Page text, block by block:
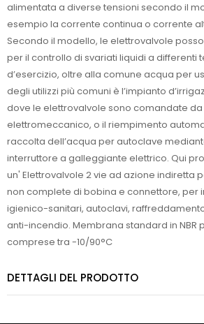
alimentata a diverse tensioni secondo il
esempio la corrente continua o corrente
Secondo il modello, le elettrovalvole
per il controllo di svariati liquidi a differenti
d’esercizio, oltre alla comune acqua per
degli utilizzi più comuni è l’impianto
dove le elettrovalvole sono comandate
elettromeccanico, o il riempimento
raccolta dell’acqua per autoclave
interruttore a galleggiante elettrico. Qui
un' Elettrovalvole 2 vie ad azione indiretta
non complete di bobina e connettore, per
igienico-sanitari, autoclavi,
anti-incendio. Membrana standard in NBR
comprese tra -10/90°C
DETTAGLI DEL PRODOTTO